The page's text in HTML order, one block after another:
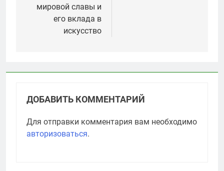
мировой славы и
его вклада в
искусство
ДОБАВИТЬ КОММЕНТАРИЙ
Для отправки комментария вам необходимо
авторизоваться.